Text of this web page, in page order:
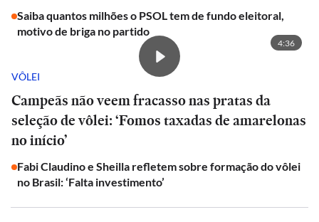
Saiba quantos milhões o PSOL tem de fundo eleitoral,
motivo de briga no partido
4:36
VÔLEI
Campeãs não veem fracasso nas pratas da
seleção de vôlei: ‘Fomos taxadas de amarelonas
no início’
Fabi Claudino e Sheilla refletem sobre formação do vôlei
no Brasil: ‘Falta investimento’